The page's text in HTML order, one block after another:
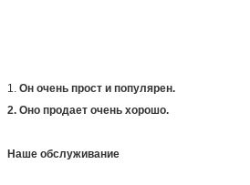
1. Он очень прост и популярен.
2. Оно продает очень хорошо.
Наше обслуживание